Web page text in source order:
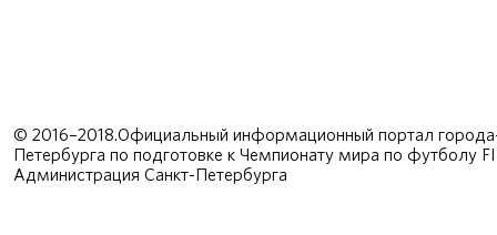
© 2016–2018.Официальный информационный портал
Петербурга по подготовке к Чемпионату мира по футболу
Администрация Санкт-Петербурга